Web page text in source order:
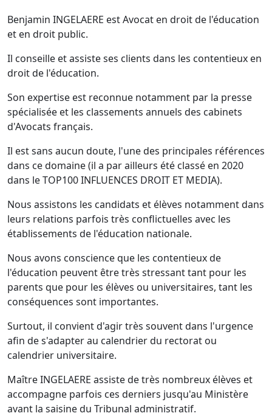
Benjamin INGELAERE est Avocat en droit de l'éducation
et en droit public.
Il conseille et assiste ses clients dans les contentieux en
droit de l'éducation.
Son expertise est reconnue notamment par la presse
spécialisée et les classements annuels des cabinets
d'Avocats français.
Il est sans aucun doute, l'une des principales références
dans ce domaine (il a par ailleurs été classé en 2020
dans le TOP100 INFLUENCES DROIT ET MEDIA).
Nous assistons les candidats et élèves notamment dans
leurs relations parfois très conflictuelles avec les
établissements de l'éducation nationale.
Nous avons conscience que les contentieux de
l'éducation peuvent être très stressant tant pour les
parents que pour les élèves ou universitaires, tant les
conséquences sont importantes.
Surtout, il convient d'agir très souvent dans l'urgence
afin de s'adapter au calendrier du rectorat ou
calendrier universitaire.
Maître INGELAERE assiste de très nombreux élèves et
accompagne parfois ces derniers jusqu'au Ministère
avant la saisine du Tribunal administratif.